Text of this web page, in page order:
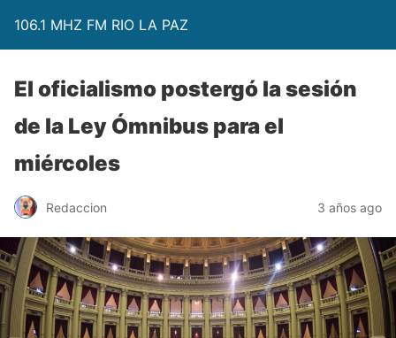
106.1 MHZ FM RIO LA PAZ
El oficialismo postergó la sesión
de la Ley Ómnibus para el
miércoles
Redaccion 3 años ago